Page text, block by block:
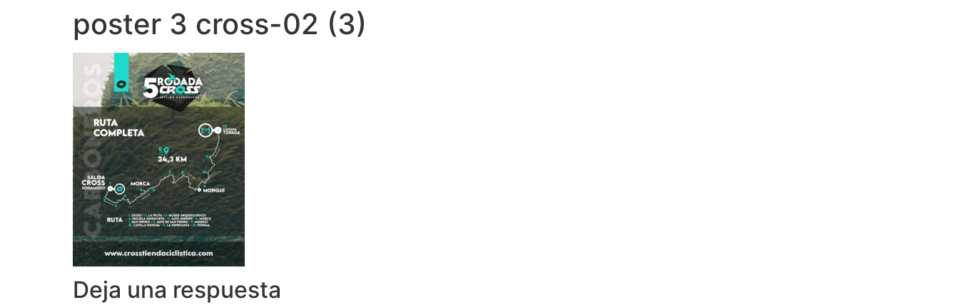
poster 3 cross-02 (3)
Deja una respuesta